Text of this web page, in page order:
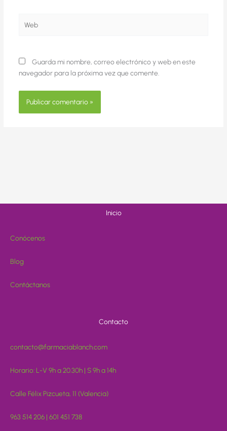
Guarda mi nombre, correo electrónico y web en este
navegador para la próxima vez que comente.
Inicio
Conócenos
Blog
Contáctanos
Contacto
contacto@farmaciablanch.com
Horario: L-V 9h a 20.30h | S 9h a 14h
Calle Félix Pizcueta, 11 (Valencia)
963 514 206 | 601 451 738